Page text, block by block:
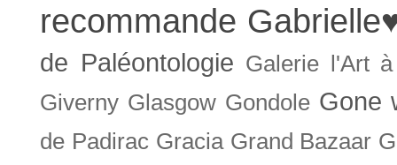
recommande
de Paléontologie Galerie l'Art
Giverny Glasgow Gondole Gone
de Padirac Gracia Grand Bazaar